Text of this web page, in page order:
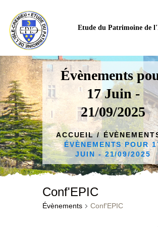
Etude du Patrimoine de
Évènements
17 Juin -
21/09/2025
ACCUEIL
ÉVÈNEMENTS POUR
JUIN - 21/09/2025
ACCUEIL
NOTRE ASSOCIATION
NOS ACTUS
NOS TRAVAUX
BIBLIOTHÈQUE
CONTACT
Conf'EPIC
Évènements Conf'EPIC